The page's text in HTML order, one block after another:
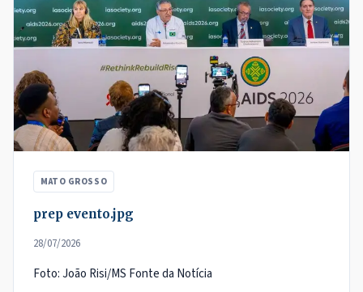
MATO GROSSO
prep evento.jpg
28/07/2026
Foto: João Risi/MS Fonte da Notícia